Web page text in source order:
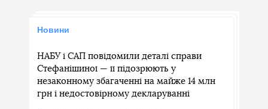
Новини
НАБУ і САП повідомили деталі справи
Стефанішиної — її підозрюють у
незаконному збагаченні на майже 14 млн
грн і недостовірному декларуванні